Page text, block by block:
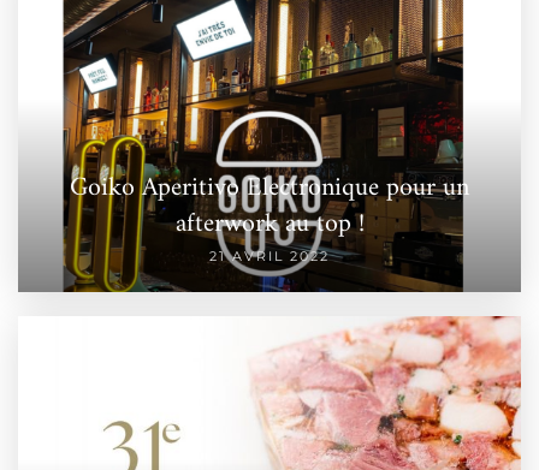
Goiko Aperitivo Electronique pour un
afterwork au top !
21 AVRIL 2022